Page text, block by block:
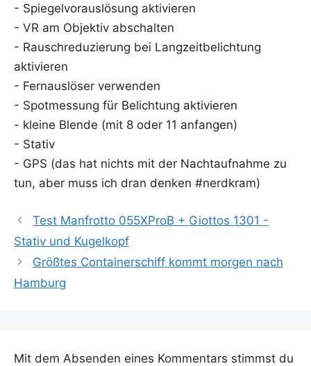
- Spie­gel­vor­aus­lö­sung aktivieren
- VR am Objek­tiv abschalten
- Rausch­re­du­zie­rung bei Lang­zeit­be­lich­tung
aktivieren
- Fern­aus­lö­ser verwenden
- Spot­mes­sung für Belich­tung aktivieren
- klei­ne Blen­de (mit 8 oder 11 anfangen)
- Stativ
- GPS (das hat nichts mit der Nacht­auf­nah­me zu
tun, aber muss ich dran den­ken #nerd­kram)
Test Manfrotto 055XProB + Giottos 1301 -
Stativ und Kugelkopf
Größtes Containerschiff kommt morgen nach
Hamburg
Mit dem Absenden eines Kommentars stimmst du